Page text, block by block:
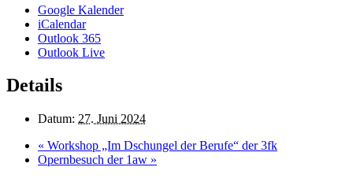
Google Kalender
iCalendar
Outlook 365
Outlook Live
Details
Datum: 27. Juni 2024
« Workshop „Im Dschungel der Berufe“ der 3fk
Opernbesuch der 1aw »